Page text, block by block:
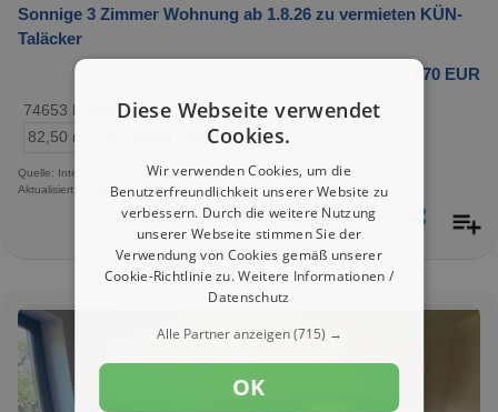
Sonnige 3 Zimmer Wohnung ab 1.8.26 zu vermieten KÜN-
Taläcker
770 EUR
74653 Künzelsau
82,50 m²
Wohnung
Quelle: Internet-Kleinanzeigen
Aktualisiert: 1 Tag, 19 Stunden
Diese Webseite verwendet
Cookies.
Wir verwenden Cookies, um die
Benutzerfreundlichkeit unserer Website zu
verbessern. Durch die weitere Nutzung
unserer Webseite stimmen Sie der
Verwendung von Cookies gemäß unserer
Cookie-Richtlinie zu.Weitere Informationen /
Datenschutz
Alle Partner anzeigen(715) →
OK